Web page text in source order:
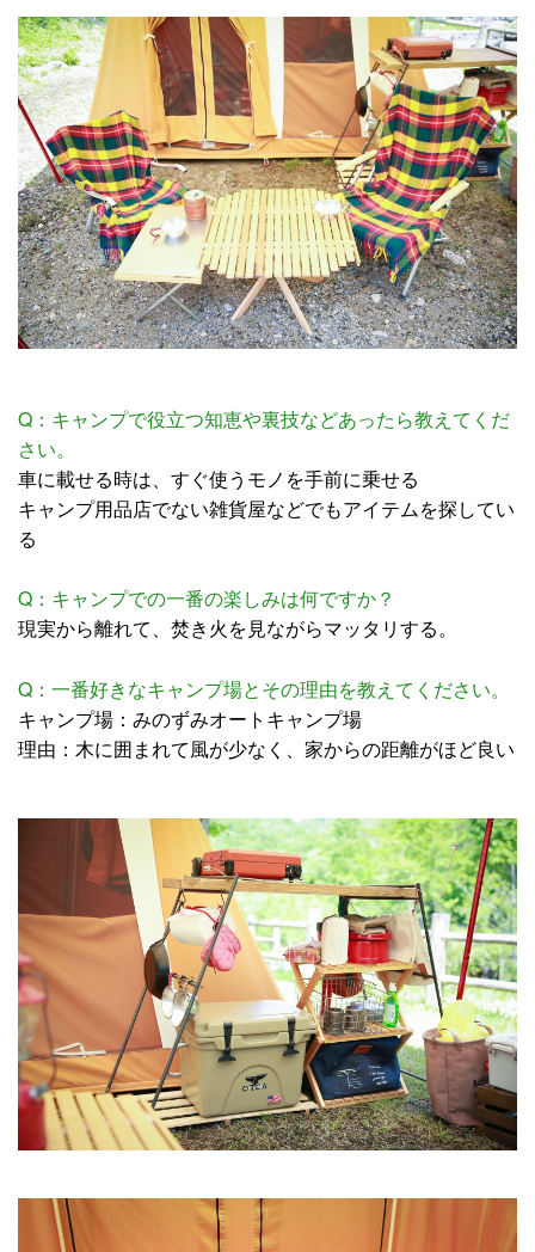
Q：キャンプで役立つ知恵や裏技などあったら教えてくだ
さい。
車に載せる時は、すぐ使うモノを手前に乗せる
キャンプ用品店でない雑貨屋などでもアイテムを探してい
る
Q：キャンプでの一番の楽しみは何ですか？
現実から離れて、焚き火を見ながらマッタリする。
Q：一番好きなキャンプ場とその理由を教えてください。
キャンプ場：みのずみオートキャンプ場
理由：木に囲まれて風が少なく、家からの距離がほど良い